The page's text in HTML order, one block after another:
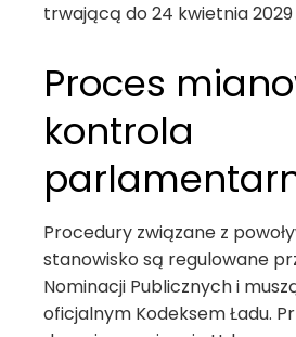
trwającą do 24 kwietnia 2029
Proces
kontrola
Procedury związane z
stanowisko są regulowane
Nominacji Publicznych i
oficjalnym Kodeksem Ładu.